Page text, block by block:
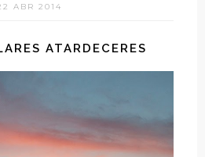
ABR 2014
ATARDECERES